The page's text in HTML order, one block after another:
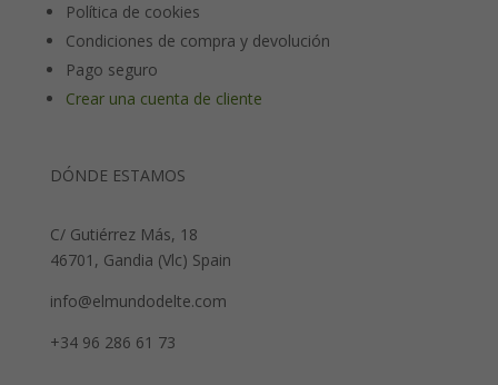
Política de cookies
Condiciones de compra y devolución
Pago seguro
Crear una cuenta de cliente
DÓNDE ESTAMOS
C/ Gutiérrez Más, 18
46701, Gandia (Vlc) Spain
info@elmundodelte.com
+34 96 286 61 73